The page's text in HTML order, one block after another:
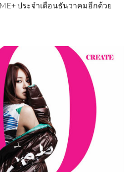
ประจำเดือนธันวาคมอีกด้วย